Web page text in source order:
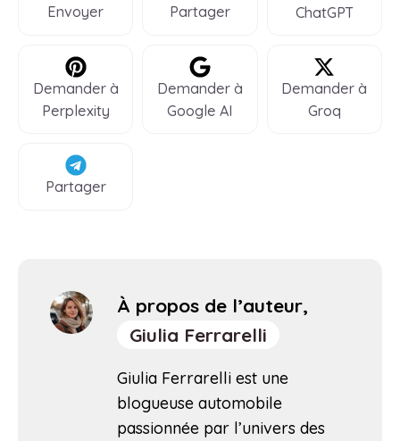
Envoyer Partager ChatGPT
Demander à
Perplexity
Demander à
Google AI
Demander à
Groq
Partager
À propos de l’auteur,
Giulia Ferrarelli
Giulia Ferrarelli est une
blogueuse automobile
passionnée par l’univers des